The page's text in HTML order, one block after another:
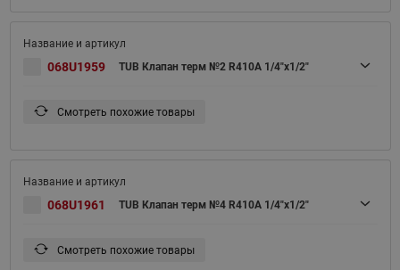
068U1959 TUB Клапан терм №2 R410A 1/4"х1/2"
Смотреть похожие товары
068U1961 TUB Клапан терм №4 R410A 1/4"х1/2"
Смотреть похожие товары